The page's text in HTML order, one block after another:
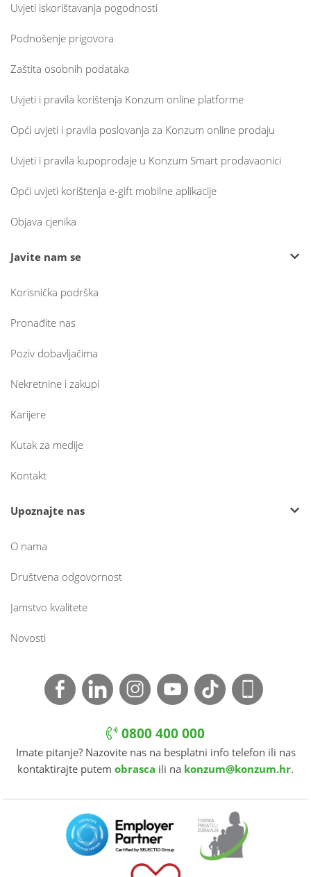
Uvjeti iskorištavanja pogodnosti
Podnošenje prigovora
Zaštita osobnih podataka
Uvjeti i pravila korištenja Konzum online platforme
Opći uvjeti i pravila poslovanja za Konzum online prodaju
Uvjeti i pravila kupoprodaje u Konzum Smart prodavaonici
Opći uvjeti korištenja e-gift mobilne aplikacije
Objava cjenika
Javite nam se
Korisnička podrška
Pronađite nas
Poziv dobavljačima
Nekretnine i zakupi
Karijere
Kutak za medije
Kontakt
Upoznajte nas
O nama
Društvena odgovornost
Jamstvo kvalitete
Novosti
0800 400 000
Imate pitanje? Nazovite nas na besplatni info telefon ili nas
kontaktirajte putem obrasca ili na konzum@konzum.hr.